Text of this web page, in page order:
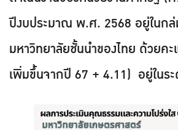
ปีงบประมาณ พ.ศ. 2568 อยู่ในก
มหาวิทยาลัยชั้นนำของไทย ด้วยค
เพิ่มขึ้นจากปี 67 + 4.11) อยู่ในร